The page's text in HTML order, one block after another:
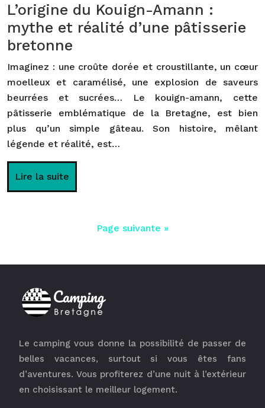
L’origine du Kouign-Amann :
mythe et réalité d’une pâtisserie
bretonne
Imaginez : une croûte dorée et croustillante, un cœur
moelleux et caramélisé, une explosion de saveurs
beurrées et sucrées… Le kouign-amann, cette
pâtisserie emblématique de la Bretagne, est bien
plus qu’un simple gâteau. Son histoire, mêlant
légende et réalité, est…
Lire la suite
Page suivante »
Le camping vous donne la possibilité de passer de
belles vacances, surtout si vous êtes fans
d’aventures. Vous profiterez d’une nuit à l’extérieur
en choisissant le meilleur logement.